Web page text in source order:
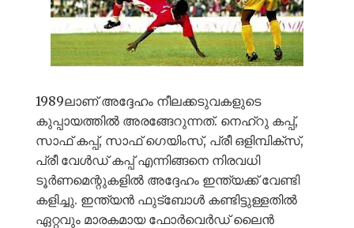
1989ലാണ് അദ്ദേഹം നീലക്കടുവകളുടെ
കുപ്പായത്തിൽ അരങ്ങേറുന്നത്. നെഹ്‌റു കപ്പ്,
സാഫ് കപ്പ്, സാഫ് ഗെയിംസ്, പ്രീ ഒളിമ്പിക്സ്,
പ്രീ വേൾഡ് കപ്പ് എന്നിങ്ങനെ നിരവധി
ടൂർണമെന്റുകളിൽ അദ്ദേഹം ഇന്ത്യക്ക് വേണ്ടി
കളിച്ചു. ഇന്ത്യൻ ഫുട്ബോൾ കണ്ടിട്ടുള്ളതിൽ
ഏറ്റവും മാരകമായ ഫോർവെർഡ് ലൈൻ